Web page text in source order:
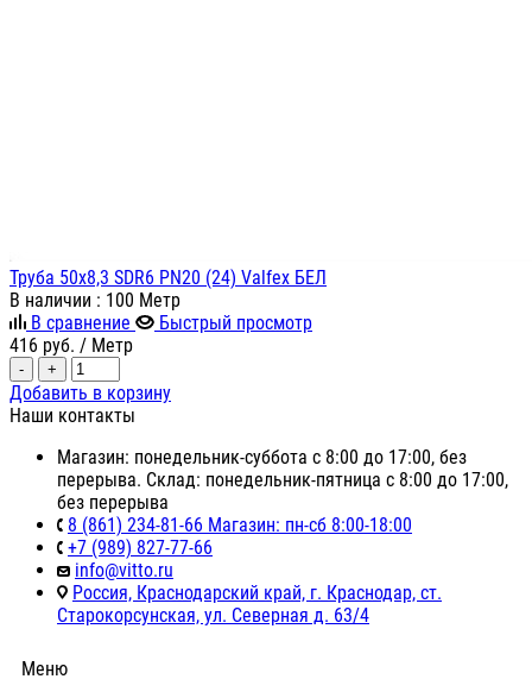
Труба 50х8,3 SDR6 PN20 (24) Valfex БЕЛ
В наличии : 100 Метр
В сравнение
Быстрый просмотр
416 руб. / Метр
- +
Добавить в корзину
Наши контакты
Магазин: понедельник-суббота с 8:00 до 17:00, без
перерыва. Склад: понедельник-пятница с 8:00 до 17:00,
без перерыва
8 (861) 234-81-66 Магазин: пн-сб 8:00-18:00
+7 (989) 827-77-66
info@vitto.ru
Россия, Краснодарский край, г. Краснодар, ст.
Старокорсунская, ул. Северная д. 63/4
Меню